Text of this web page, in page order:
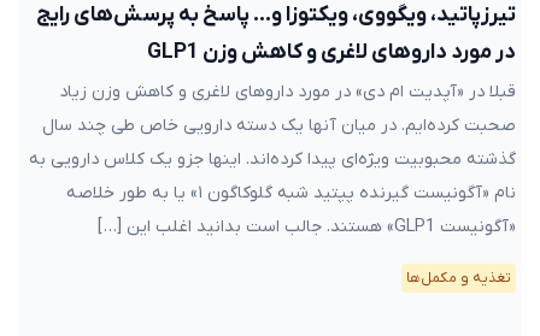
تیرزپاتید، ویگووی، ویکتوزا و… پاسخ به پرسش‌های رایج
در مورد داروهای لاغری و کاهش وزن GLP1
قبلا در «آپدیت ام دی» در مورد داروهای لاغری و کاهش وزن زیاد
صحبت کرده‌ایم. در میان آنها یک دسته دارویی خاص طی چند سال
گذشته محبوبیت ویژه‌ای پیدا کرده‌اند. اینها جزو یک کلاس دارویی به
نام «آگونیست گیرنده پپتید شبه گلوکاگون ۱» یا به طور خلاصه
«آگونیست GLP1» هستند. جالب است بدانید اغلب این […]
تغذیه و مکمل‌ها